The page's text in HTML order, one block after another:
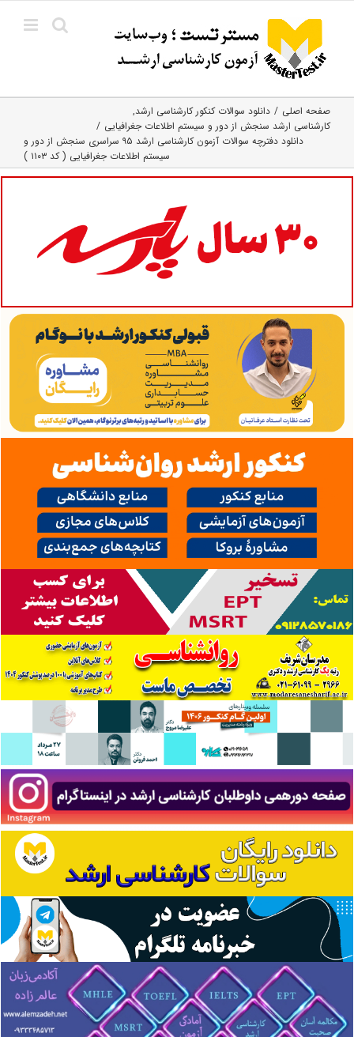
content
صفحه اصلی
دانلود سوالات کنکور کارشناسی ارشد
کارشناسی ارشد سنجش از دور و سیستم اطلاعات جغرافیایی
دانلود دفترچه سوالات آزمون کارشناسی ارشد ۹۵ سراسری سنجش از دور و
سیستم اطلاعات جغرافیایی ( کد ۱۱۰۳ )